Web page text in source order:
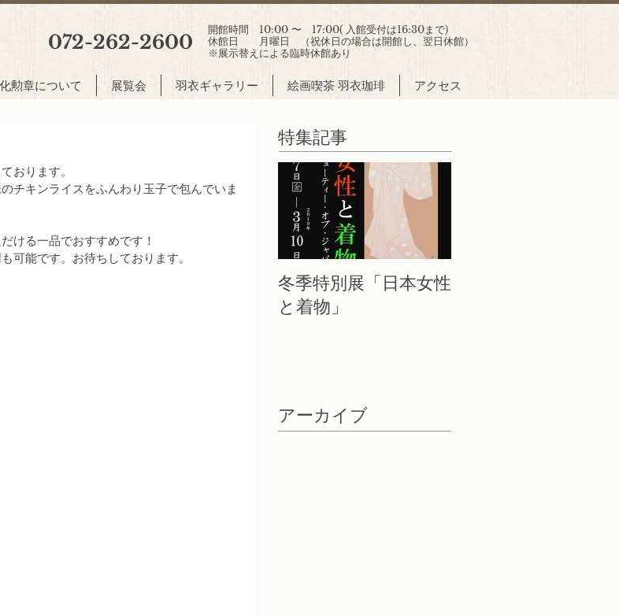
072-262-2600
開館時間 10:00 〜 17:00( 入館受付は16:30まで)
休館日 月曜日 （祝休日の場合は開館し、翌日休館）
※展示替えによる臨時休館あり
勲章について 展覧会 羽衣ギャラリー 絵画喫茶 羽衣珈琲 アクセス
おります。
チキンライスをふんわり玉子で包んでいま
ける一品でおすすめです！
可能です。お待ちしております。
特集記事
冬季特別展「日本女性
と着物」
アーカイブ